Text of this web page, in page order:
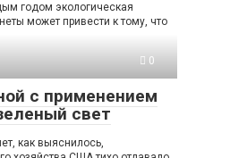
годом экологическая
может привести к тому, что
0
с применением
свет
как выяснилось,